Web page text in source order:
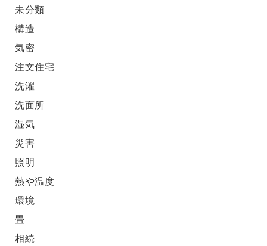
未分類
構造
気密
注文住宅
洗濯
洗面所
湿気
災害
照明
熱や温度
環境
畳
相続